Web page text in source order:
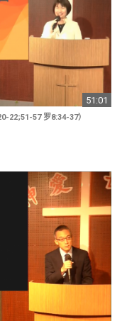
51:01
22;51-57 罗8:34-37）